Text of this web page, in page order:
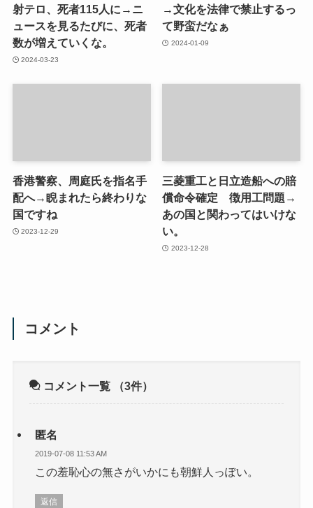
射テロ、死者115人に→ニ
ュースを見るたびに、死者
数が増えていくな。
2024-03-23
→文化を法律で禁止するっ
て野蛮だなぁ
2024-01-09
香港警察、周庭氏を指名手
配へ→睨まれたら終わりな
国ですね
2023-12-29
三菱重工と日立造船への賠
償命令確定 徴用工問題→
あの国と関わってはいけな
い。
2023-12-28
コメント
コメント一覧 （3件）
匿名
2019-07-08 11:53 AM
この羞恥心の無さがいかにも朝鮮人っぽい。
返信